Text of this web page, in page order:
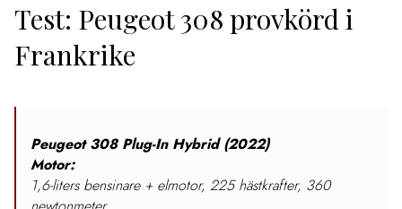
Test: Peugeot 308 provkörd i
Frankrike
Peugeot 308 Plug-In Hybrid (2022)
Motor:
1,6-liters bensinare + elmotor, 225 hästkrafter, 360